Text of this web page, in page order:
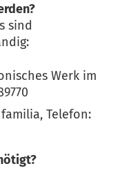
sind
Werk im
Telefon: